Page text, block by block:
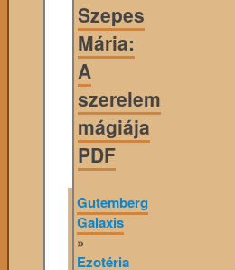
Szepes
Mária:
A
szerelem
mágiája
PDF
Gutemberg
Galaxis
»
Ezotéria